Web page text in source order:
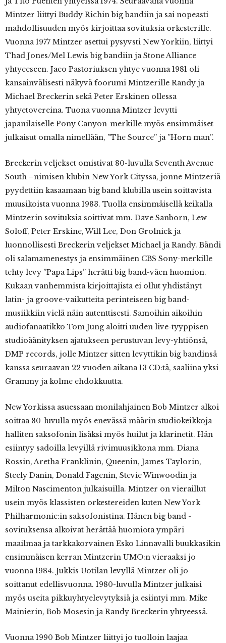
Mintzer liittyi Buddy Richin big bandiin ja sai nopeasti
mahdollisuuden myös kirjoittaa sovituksia orkesterille.
Vuonna 1977 Mintzer asettui pysyvsti New Yorkiin, liittyi
Thad Jones/Mel Lewis big bandiin ja Stone Alliance
yhtyeeseen. Jaco Pastoriuksen yhtye vuonna 1981 oli
kansainvälisesti näkyvä foorumi Mintzerille Randy ja
Michael Breckerin sekä Peter Erskinen ollessa
yhtyetovereina. Tuona vuonna Mintzer levytti
japanilaiselle Pony Canyon-merkille myös ensimmäiset
julkaisut omalla nimellään, ”The Source” ja ”Horn man”.
Breckerin veljekset omistivat 80-luvulla Seventh Avenue
South –nimisen klubin New York Cityssa, jonne Mintzeriä
pyydettiin kasaamaan big band klubilla usein soittavista
muusikoista vuonna 1983. Tuolla ensimmäisellä keikalla
Mintzerin sovituksia soittivat mm. Dave Sanborn, Lew
Soloff, Peter Erskine, Will Lee, Don Grolnick ja
luonnollisesti Breckerin veljekset Michael ja Randy. Bändi
oli salamamenestys ja ensimmäinen CBS Sony-merkille
tehty levy ”Papa Lips” herätti big band-väen huomion.
Kukaan vanhemmista kirjoittajista ei ollut yhdistänyt
latin- ja groove-vaikutteita perinteiseen big band-
musiikkiin vielä näin autenttisesti. Samoihin aikoihin
audiofanaatikko Tom Jung aloitti uuden live-tyyppisen
studioäänityksen ajatukseen perustuvan levy-yhtiönsä,
DMP records, jolle Mintzer sitten levyttikin big bandinsä
kanssa seuraavan 22 vuoden aikana 13 CD:tä, saaliina yksi
Grammy ja kolme ehdokkuutta.
New Yorkissa asuessaan monilahjainen Bob Mintzer alkoi
soittaa 80-luvulla myös enevässä määrin studiokeikkoja
halliten saksofonin lisäksi myös huilut ja klarinetit. Hän
esiintyy sadoilla levyillä rivimuusikkona mm. Diana
Rossin, Aretha Franklinin, Queenin, James Taylorin,
Steely Danin, Donald Fagenin, Stevie Winwoodin ja
Milton Nascimenton julkaisuilla. Mintzer on vieraillut
usein myös klassisten orkestereiden kuten New York
Philharmonic:in saksofonistina. Hänen big band -
sovituksensa alkoivat herättää huomiota ympäri
maailmaa ja tarkkakorvainen Esko Linnavalli buukkasikin
ensimmäisen kerran Mintzerin UMO:n vieraaksi jo
vuonna 1984. Jukkis Uotilan levyllä Mintzer oli jo
soittanut edellisvuonna. 1980-luvulla Mintzer julkaisi
myös useita pikkuyhtyelevytyksiä ja esiintyi mm. Mike
Mainierin, Bob Mosesin ja Randy Breckerin yhtyeessä.
Vuonna 1990 Bob Mintzer liittyi jo tuolloin laajaa